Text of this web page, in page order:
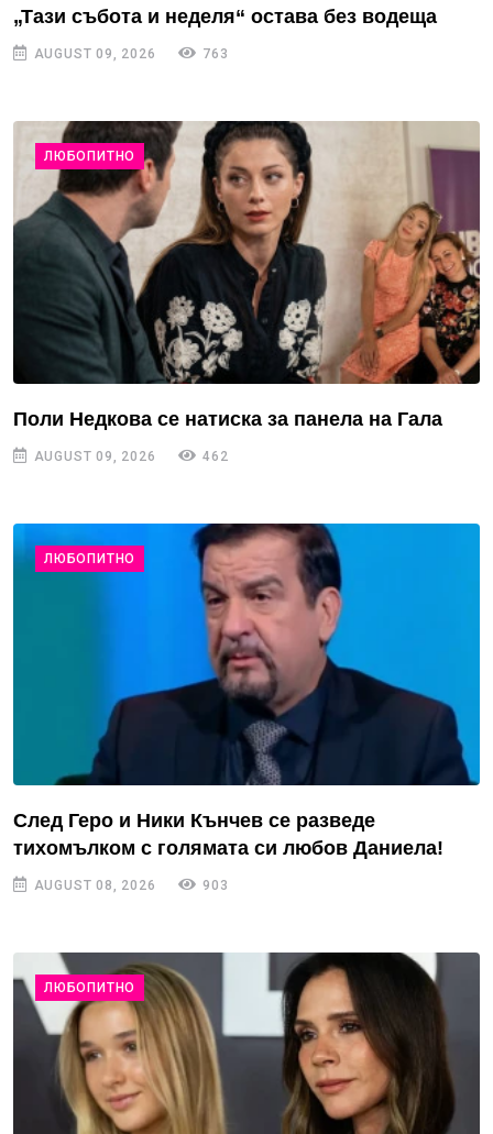
„Тази събота и неделя“ остава без водеща
AUGUST 09, 2026 763
ЛЮБОПИТНО
Поли Недкова се натиска за панела на Гала
AUGUST 09, 2026 462
ЛЮБОПИТНО
След Геро и Ники Кънчев се разведе
тихомълком с голямата си любов Даниела!
AUGUST 08, 2026 903
ЛЮБОПИТНО